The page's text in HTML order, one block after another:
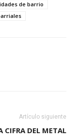
de barrio
Artículo siguiente
CIFRA DEL METAL